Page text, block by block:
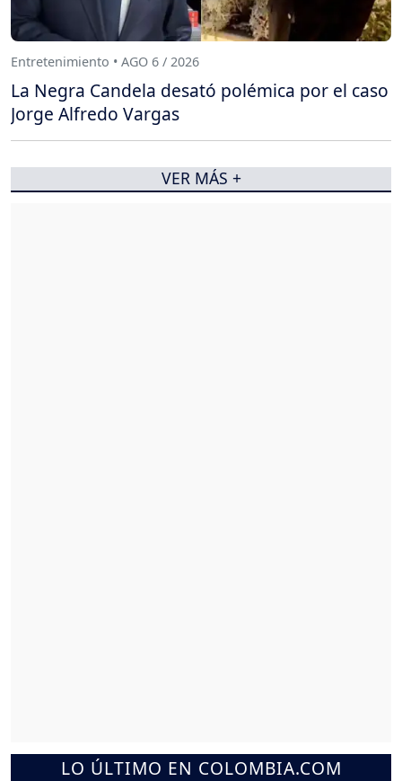
LO ÚLTIMO EN COLOMBIA.COM
Entretenimiento • AGO 6 / 2026
La Negra Candela desató polémica por el caso
Jorge Alfredo Vargas
VER MÁS +